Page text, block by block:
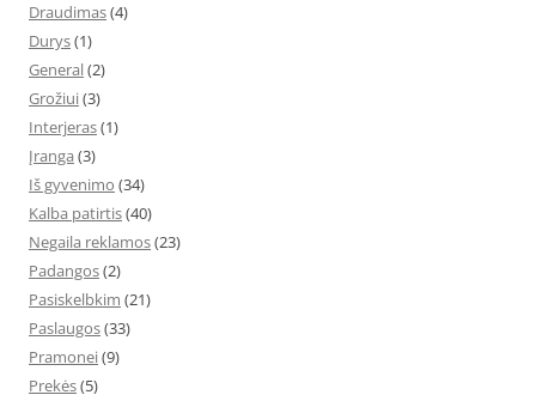
Draudimas(4)
Durys(1)
General(2)
Grožiui(3)
Interjeras(1)
Įranga (3)
Iš gyvenimo (34)
Kalba patirtis(40)
Negaila reklamos(23)
Padangos(2)
Pasiskelbkim (21)
Paslaugos(33)
Pramonei(9)
Prekės(5)